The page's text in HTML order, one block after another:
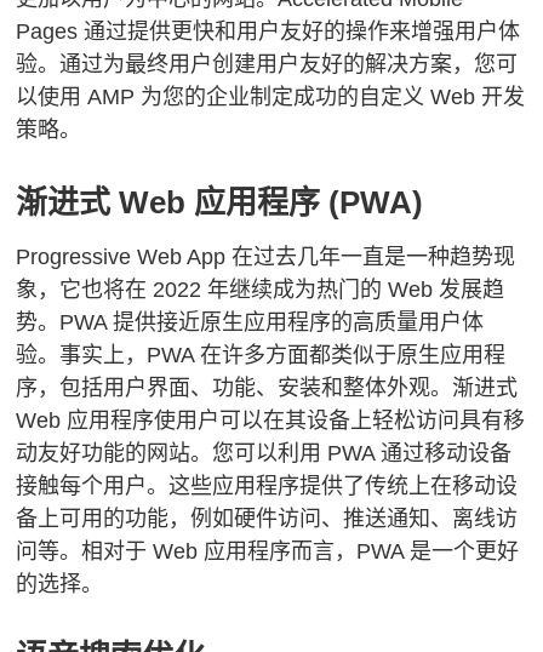
Pages 通过提供更快和用户友好的操作来增强用户体
验。通过为最终用户创建用户友好的解决方案，您可
以使用 AMP 为您的企业制定成功的自定义 Web 开发
策略。
渐进式 Web 应用程序 (PWA)
Progressive Web App 在过去几年一直是一种趋势现
象，它也将在 2022 年继续成为热门的 Web 发展趋
势。 PWA 提供接近原生应用程序的高质量用户体
验。事实上，PWA 在许多方面都类似于原生应用程
序，包括用户界面、功能、安装和整体外观。 渐进式
Web 应用程序使用户可以在其设备上轻松访问具有移
动友好功能的网站。您可以利用 PWA 通过移动设备
接触每个用户。这些应用程序提供了传统上在移动设
备上可用的功能，例如硬件访问、推送通知、离线访
问等。相对于 Web 应用程序而言，PWA 是一个更好
的选择。